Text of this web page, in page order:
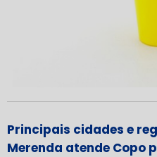
Principais cidades e
Merenda atende Copo